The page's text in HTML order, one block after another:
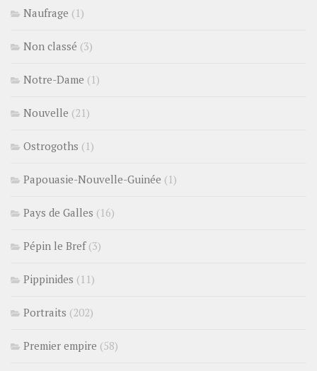
Naufrage (1)
Non classé (3)
Notre-Dame (1)
Nouvelle (21)
Ostrogoths (1)
Papouasie-Nouvelle-Guinée (1)
Pays de Galles (16)
Pépin le Bref(3)
Pippinides (11)
Portraits (202)
Premier empire (58)